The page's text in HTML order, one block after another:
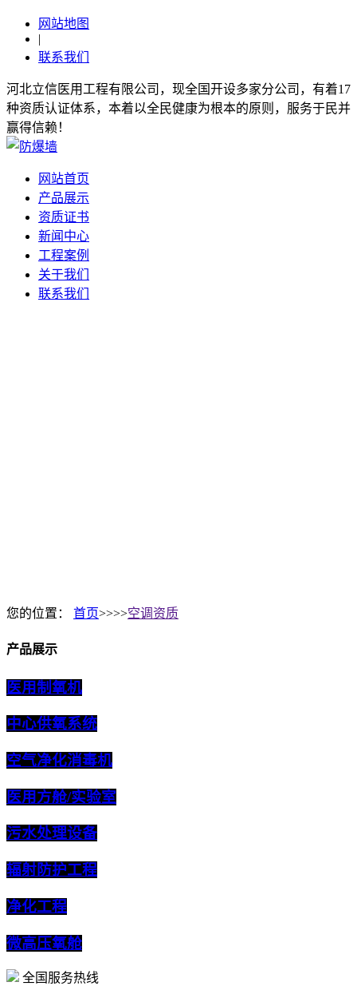
网站地图
|
联系我们
河北立信医用工程有限公司，现全国开设多家分公司，有着17
种资质认证体系，本着以全民健康为根本的原则，服务于民并
赢得信赖！
网站首页
产品展示
资质证书
新闻中心
工程案例
关于我们
联系我们
您的位置： 首页>>>>空调资质
产品展示
医用制氧机
中心供氧系统
空气净化消毒机
医用方舱/实验室
污水处理设备
辐射防护工程
净化工程
微高压氧舱
全国服务热线